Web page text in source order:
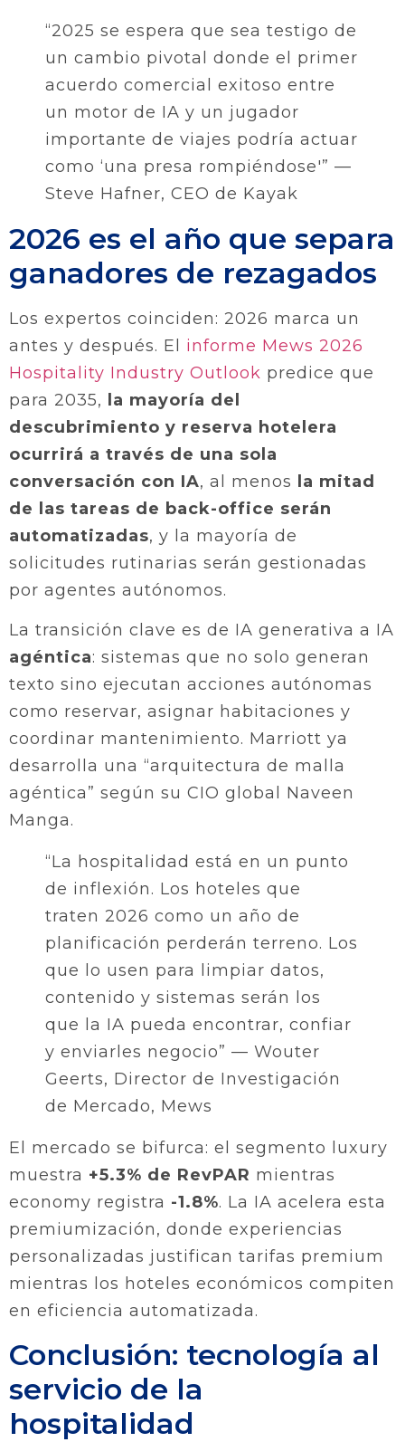
“2025 se espera que sea testigo de
un cambio pivotal donde el primer
acuerdo comercial exitoso entre
un motor de IA y un jugador
importante de viajes podría actuar
como ‘una presa rompiéndose'” —
Steve Hafner, CEO de Kayak
2026 es el año que separa
ganadores de rezagados
Los expertos coinciden: 2026 marca un
antes y después. El informe Mews 2026
Hospitality Industry Outlook predice que
para 2035,
la mayoría del
descubrimiento y reserva hotelera
ocurrirá a través de una sola
conversación con IA, al menos
la mitad
de las tareas de back-office serán
automatizadas, y la mayoría de
solicitudes rutinarias serán gestionadas
por agentes autónomos.
La transición clave es de IA generativa a IA
agéntica: sistemas que no solo generan
texto sino ejecutan acciones autónomas
como reservar, asignar habitaciones y
coordinar mantenimiento. Marriott ya
desarrolla una “arquitectura de malla
agéntica” según su CIO global Naveen
Manga.
“La hospitalidad está en un punto
de inflexión. Los hoteles que
traten 2026 como un año de
planificación perderán terreno. Los
que lo usen para limpiar datos,
contenido y sistemas serán los
que la IA pueda encontrar, confiar
y enviarles negocio” — Wouter
Geerts, Director de Investigación
de Mercado, Mews
El mercado se bifurca: el segmento luxury
muestra +5.3% de RevPAR mientras
economy registra -1.8%. La IA acelera esta
premiumización, donde experiencias
personalizadas justifican tarifas premium
mientras los hoteles económicos compiten
en eficiencia automatizada.
Conclusión: tecnología al
servicio de la
hospitalidad